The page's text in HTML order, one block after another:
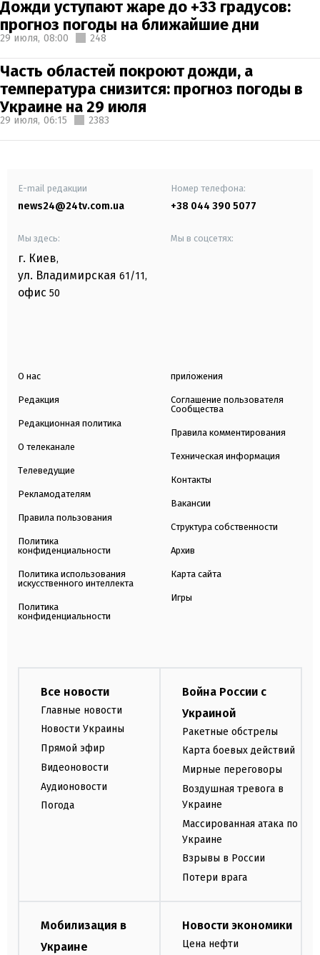
Дожди уступают жаре до +33 градусов:
прогноз погоды на ближайшие дни
29 июля, 08:00 248
Часть областей покроют дожди, а
температура снизится: прогноз погоды в
Украине на 29 июля
29 июля, 06:15 2383
E-mail редакции
news24@24tv.com.ua
Номер телефона:
+38 044 390 5077
Мы здесь:
г. Киев,
ул. Владимирская 61/11,
офис 50
Мы в соцсетях:
О нас
Редакция
Редакционная политика
О телеканале
Телеведущие
Рекламодателям
Правила пользования
Политика
конфиденциальности
Политика использования
искусственного интеллекта
Политика
конфиденциальности
приложения
Соглашение пользователя
Сообщества
Правила комментирования
Техническая информация
Контакты
Вакансии
Структура собственности
Архив
Карта сайта
Игры
Все новости
Главные новости
Новости Украины
Прямой эфир
Видеоновости
Аудионовости
Погода
Война России с
Украиной
Ракетные обстрелы
Карта боевых действий
Мирные переговоры
Воздушная тревога в
Украине
Массированная атака по
Украине
Взрывы в России
Потери врага
Мобилизация в
Украине
Новости экономики
Цена нефти